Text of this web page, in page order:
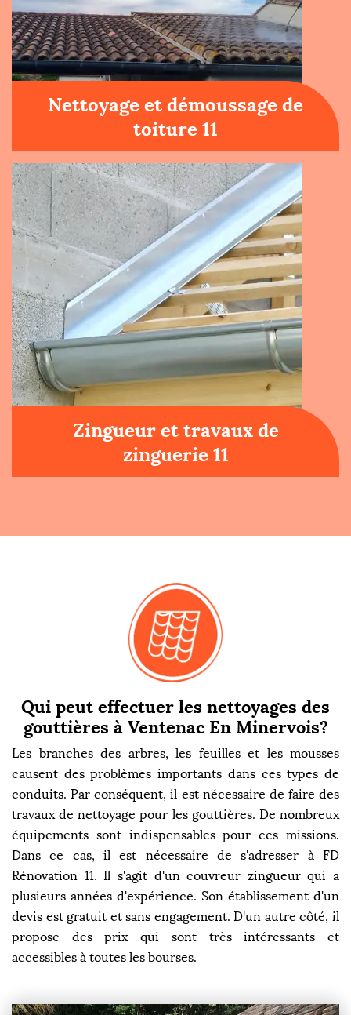
Nettoyage et démoussage de
toiture 11
Zingueur et travaux de
zinguerie 11
Qui peut effectuer les nettoyages des
gouttières à Ventenac En Minervois?
Les branches des arbres, les feuilles et les mousses
causent des problèmes importants dans ces types de
conduits. Par conséquent, il est nécessaire de faire des
travaux de nettoyage pour les gouttières. De nombreux
équipements sont indispensables pour ces missions.
Dans ce cas, il est nécessaire de s'adresser à FD
Rénovation 11. Il s'agit d'un couvreur zingueur qui a
plusieurs années d'expérience. Son établissement d'un
devis est gratuit et sans engagement. D'un autre côté, il
propose des prix qui sont très intéressants et
accessibles à toutes les bourses.